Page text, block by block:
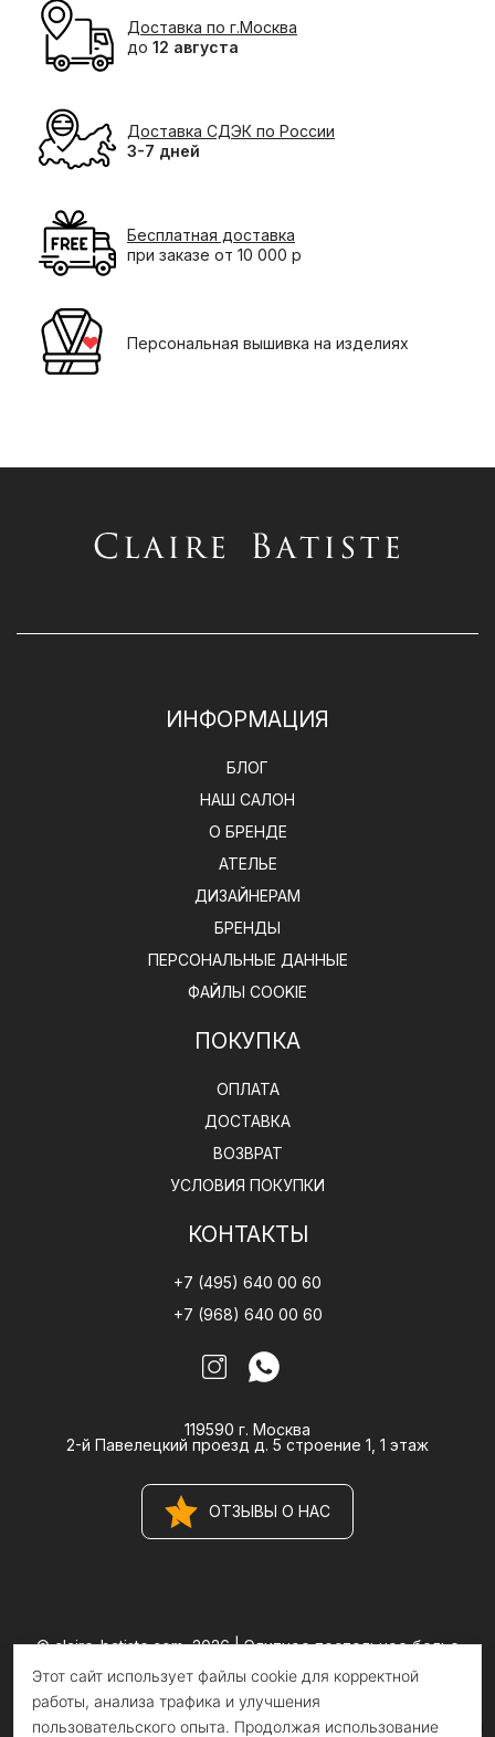
Доставка по г.Москва
до 12 августа
Доставка СДЭК по России
3-7 дней
Бесплатная доставка
при заказе от 10 000 р
Персональная вышивка на изделиях
ИНФОРМАЦИЯ
БЛОГ
НАШ САЛОН
О БРЕНДЕ
АТЕЛЬЕ
ДИЗАЙНЕРАМ
БРЕНДЫ
ПЕРСОНАЛЬНЫЕ ДАННЫЕ
ФАЙЛЫ COOKIE
ПОКУПКА
ОПЛАТА
ДОСТАВКА
ВОЗВРАТ
УСЛОВИЯ ПОКУПКИ
КОНТАКТЫ
+7 (495) 640 00 60
+7 (968) 640 00 60
119590 г. Москва
2-й Павелецкий проезд д. 5 строение 1, 1 этаж
ОТЗЫВЫ О НАС
© claire-batiste.com, 2026 |Элитное постельное белье
Информация на сайте носит информационный характер и не
является публичной офертой
Этот сайт использует файлы cookie для корректной
работы, анализа трафика и улучшения
пользовательского опыта. Продолжая использование